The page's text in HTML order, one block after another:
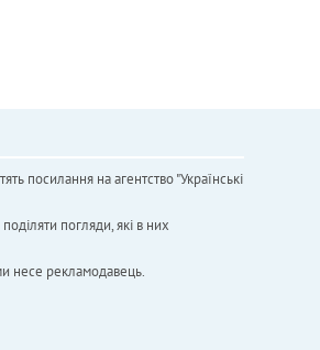
посилання на агентство "Українськi
погляди, які в них
несе рекламодавець.